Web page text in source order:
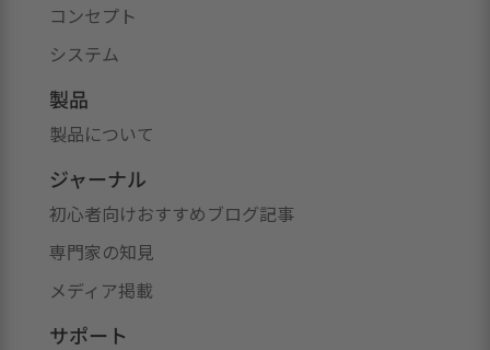
コンセプト
システム
製品
製品について
ジャーナル
初心者向けおすすめブログ記事
専門家の知見
メディア掲載
サポート